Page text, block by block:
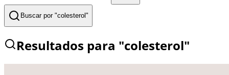
Buscar por "colesterol "
Resultados para "colesterol"